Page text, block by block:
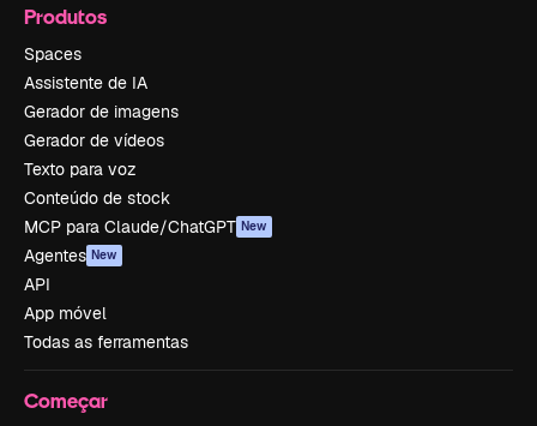
Produtos
Spaces
Assistente de IA
Gerador de imagens
Gerador de vídeos
Texto para voz
Conteúdo de stock
MCP para Claude/ChatGPT New
Agentes New
API
App móvel
Todas as ferramentas
Começar